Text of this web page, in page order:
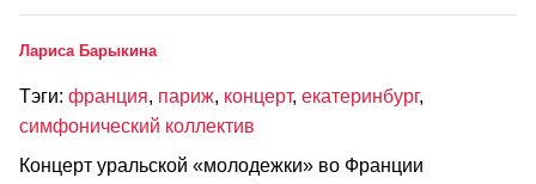
Лариса Барыкина
Тэги: франция, париж, концерт, екатеринбург,
симфонический коллектив
Концерт уральской «молодежки» во Франции